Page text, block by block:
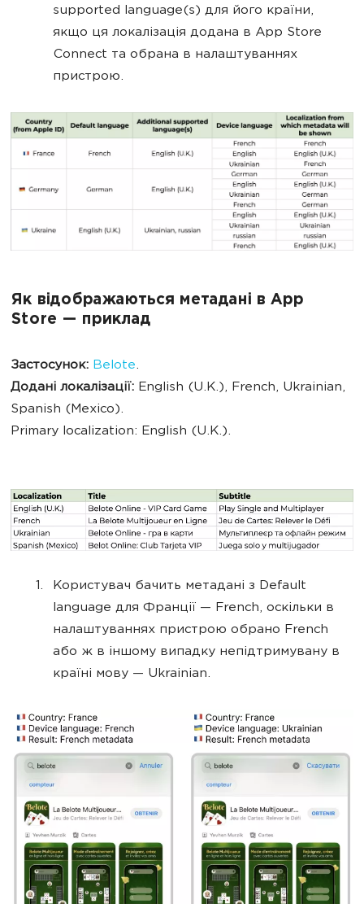
supported language(s) для його країни,
якщо ця локалізація додана в App Store
Connect та обрана в налаштуваннях
пристрою.
Як відображаються метадані в App
Store — приклад
Застосунок: Belote.
Додані локалізації: English (U.K.), French, Ukrainian,
Spanish (Mexico).
Primary localization: English (U.K.).
Користувач бачить метадані з Default
language для Франції — French, оскільки в
налаштуваннях пристрою обрано French
або ж в іншому випадку непідтримувану в
країні мову — Ukrainian.